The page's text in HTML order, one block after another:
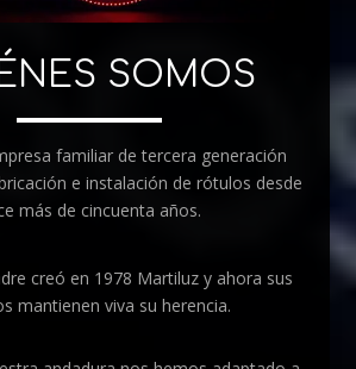
SOMOS
familiar de tercera generación
e instalación de rótulos desde
más de cincuenta años.
creó en 1978 Martiluz y ahora sus
mantienen viva su herencia.